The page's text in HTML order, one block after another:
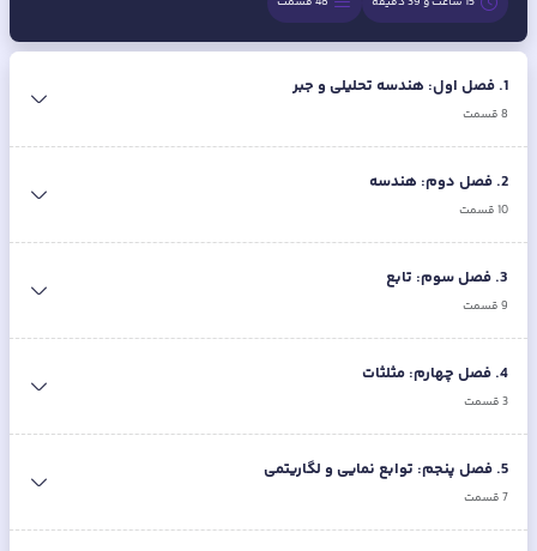
1
. فصل اول: هندسه تحلیلی و جبر
8قسمت
2
. فصل دوم: هندسه
10قسمت
3
. فصل سوم: تابع
9قسمت
4
. فصل چهارم: مثلثات
3قسمت
5
. فصل پنجم: توابع نمایی و لگاریتمی
7قسمت